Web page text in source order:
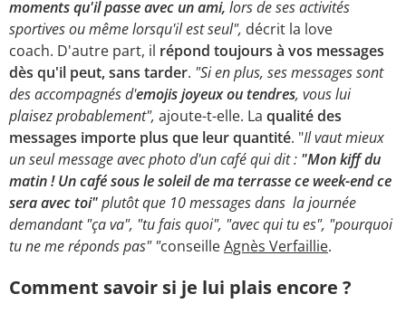
moments qu'il passe avec un ami, lors de ses activités
sportives ou même lorsqu'il est seul", décrit la love
coach. D'autre part, il répond toujours à vos messages
dès qu'il peut, sans tarder. "Si en plus, ses messages sont
des accompagnés d'emojis joyeux ou tendres, vous lui
plaisez probablement", ajoute-t-elle. La qualité des
messages importe plus que leur quantité. "Il vaut mieux
un seul message avec photo d'un café qui dit : "Mon kiff du
matin ! Un café sous le soleil de ma terrasse ce week-end ce
sera avec toi"plutôt que 10 messages dans la journée
demandant "ça va", "tu fais quoi", "avec qui tu es", "pourquoi
tu ne me réponds pas" "conseilleAgnès Verfaillie.
Comment savoir si je lui plais encore ?